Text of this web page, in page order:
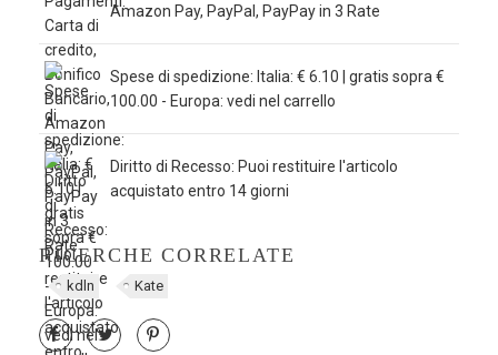
Amazon Pay, PayPal, PayPay in 3 Rate
Spese di spedizione: Italia: € 6.10 | gratis sopra €
100.00 - Europa: vedi nel carrello
Diritto di Recesso: Puoi restituire l'articolo
acquistato entro 14 giorni
RICERCHE CORRELATE
kdln Kate